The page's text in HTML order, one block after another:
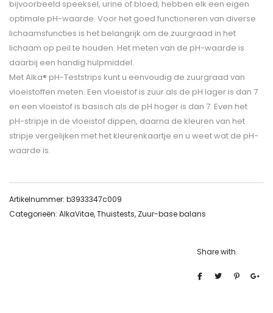
bijvoorbeeld speeksel, urine of bloed, hebben elk een eigen
optimale pH-waarde. Voor het goed functioneren van diverse
lichaamsfuncties is het belangrijk om de zuurgraad in het
lichaam op peil te houden. Het meten van de pH-waarde is
daarbij een handig hulpmiddel.
Met Alka® pH-Teststrips kunt u eenvoudig de zuurgraad van
vloeistoffen meten. Een vloeistof is zuur als de pH lager is dan 7
en een vloeistof is basisch als de pH hoger is dan 7. Even het
pH-stripje in de vloeistof dippen, daarna de kleuren van het
stripje vergelijken met het kleurenkaartje en u weet wat de pH-
waarde is.
Artikelnummer: b3933347c009
Categorieën: AlkaVitae,Thuistests, Zuur-base balans
Share with